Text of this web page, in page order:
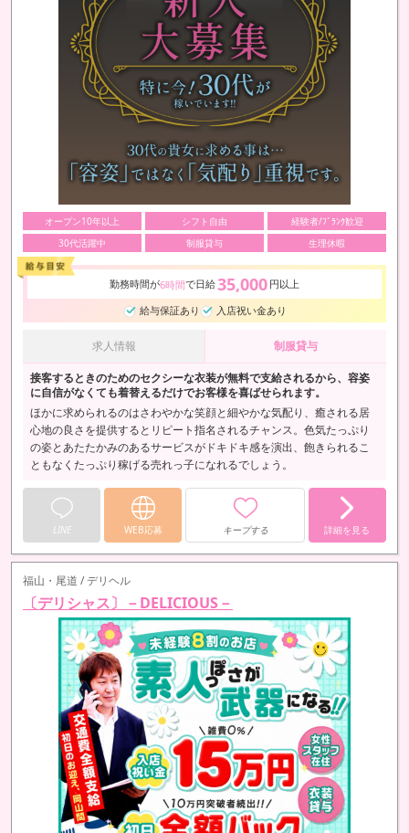
オープン10年以上 シフト自由
経験者/ﾌﾞﾗﾝｸ歓迎
30代活躍中
制服貸与 生理休暇
勤務時間が6時間で日給35,000 円以上
給与保証あり
入店祝い金あり
求人情報 制服貸与
接客するときのためのセクシーな衣装が無料で支給されるから、容姿
に自信がなくても着替えるだけでお客様を喜ばせられます。
ほかに求められるのはさわやかな笑顔と細やかな気配り、癒される居
心地の良さを提供するとリピート指名されるチャンス。色気たっぷり
の姿とあたたかみのあるサービスがドキドキ感を演出、飽きられるこ
ともなくたっぷり稼げる売れっ子になれるでしょう。
LINE WEB応募 キープする 詳細を見る
福山・尾道 / デリヘル
〔デリシャス〕－DELICIOUS－